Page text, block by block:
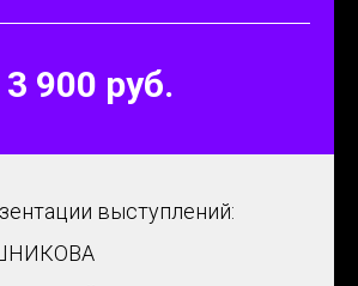
3 900 руб.
выступлений: